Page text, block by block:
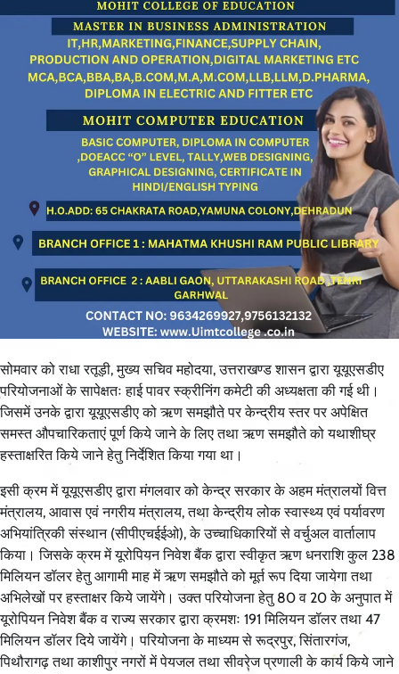
सोमवार को राधा रतूड़ी, मुख्य सचिव महोदया, उत्तराखण्ड शासन द्वारा यूयूएसडीए
परियोजनाओं के सापेक्षतः हाई पावर स्क्रीनिंग कमेटी की अध्यक्षता की गई थी।
जिसमें उनके द्वारा यूयूएसडीए को ऋण समझौते पर केन्द्रीय स्तर पर अपेक्षित
समस्त औपचारिकताएं पूर्ण किये जाने के लिए तथा ऋण समझौते को यथाशीघ्र
हस्ताक्षरित किये जाने हेतु निर्देशित किया गया था।
इसी क्रम में यूयूएसडीए द्वारा मंगलवार को केन्द्र सरकार के अहम मंत्रालयों वित्त
मंत्रालय, आवास एवं नगरीय मंत्रालय, तथा केन्द्रीय लोक स्वास्थ्य एवं पर्यावरण
अभियांत्रिकी संस्थान (सीपीएचईईओ), के उच्चाधिकारियों से वर्चुअल वार्तालाप
किया। जिसके क्रम में यूरोपियन निवेश बैंक द्वारा स्वीकृत ऋण धनराशि कुल 238
मिलियन डॉलर हेतु आगामी माह में ऋण समझौते को मूर्त रूप दिया जायेगा तथा
अभिलेखों पर हस्ताक्षर किये जायेंगे। उक्त परियोजना हेतु 80 व 20 के अनुपात में
यूरोपियन निवेश बैंक व राज्य सरकार द्वारा क्रमशः 191 मिलियन डॉलर तथा 47
मिलियन डॉलर दिये जायेंगे। परियोजना के माध्यम से रूद्रपुर, सिंतारगंज,
पिथौरागढ़ तथा काशीपुर नगरों में पेयजल तथा सीवरेज प्रणाली के कार्य किये जाने